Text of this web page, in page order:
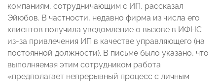
компаниям, сотрудничающим с ИП, рассказал
Эйюбов. В частности, недавно фирма из числа его
клиентов получила уведомление о вызове в ИФНС
из-за привлечения ИП в качестве управляющего (на
постоянной должности). В письме было указано, что
выполняемая этим сотрудником работа
«предполагает непрерывный процесс с личным